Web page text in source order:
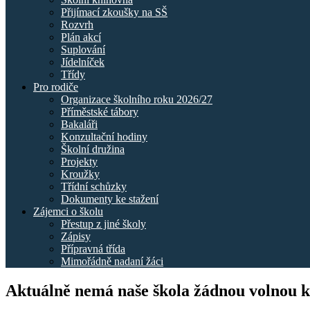
Přijímací zkoušky na SŠ
Rozvrh
Plán akcí
Suplování
Jídelníček
Třídy
Pro rodiče
Organizace školního roku 2026/27
Příměstské tábory
Bakaláři
Konzultační hodiny
Školní družina
Projekty
Kroužky
Třídní schůzky
Dokumenty ke stažení
Zájemci o školu
Přestup z jiné školy
Zápisy
Přípravná třída
Mimořádně nadaní žáci
Aktuálně nemá naše škola žádnou volnou